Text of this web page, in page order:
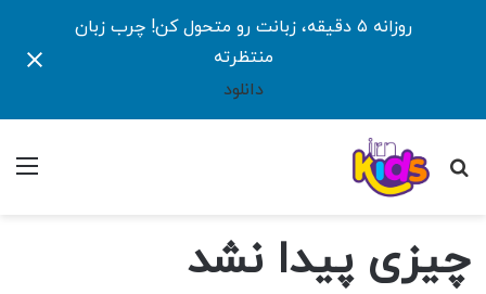
روزانه ۵ دقیقه، زبانت رو متحول کن! چرب زبان
منتظرته
دانلود
جستجو
چیزی پیدا نشد